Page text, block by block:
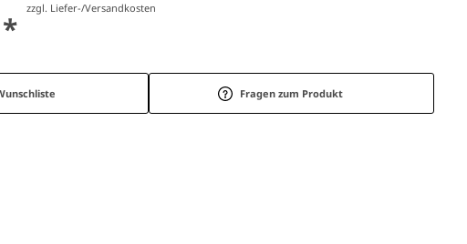
zzgl. Liefer-/Versandkosten
Fragen zum Produkt